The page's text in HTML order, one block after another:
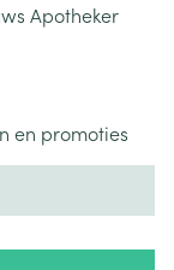
Apotheker
en promoties